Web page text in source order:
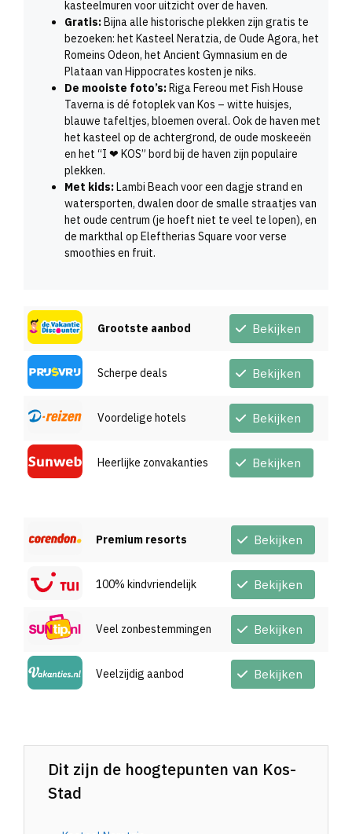
kasteelmuren voor uitzicht over de haven.
Gratis: Bijna alle historische plekken zijn gratis te
bezoeken: het Kasteel Neratzia, de Oude Agora, het
Romeins Odeon, het Ancient Gymnasium en de
Plataan van Hippocrates kosten je niks.
De mooiste foto’s: Riga Fereou met Fish House
Taverna is dé fotoplek van Kos – witte huisjes,
blauwe tafeltjes, bloemen overal. Ook de haven met
het kasteel op de achtergrond, de oude moskeeën
en het “I ❤ KOS” bord bij de haven zijn populaire
plekken.
Met kids: Lambi Beach voor een dagje strand en
watersporten, dwalen door de smalle straatjes van
het oude centrum (je hoeft niet te veel te lopen), en
de markthal op Eleftherias Square voor verse
smoothies en fruit.
Grootste aanbod Bekijken
Scherpe deals Bekijken
Voordelige hotels Bekijken
Heerlijke zonvakanties Bekijken
Premium resorts Bekijken
100% kindvriendelijk Bekijken
Veel zonbestemmingen Bekijken
Veelzijdig aanbod Bekijken
Dit zijn de hoogtepunten van Kos-
Stad